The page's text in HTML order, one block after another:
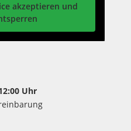
akzeptieren und
Uhr